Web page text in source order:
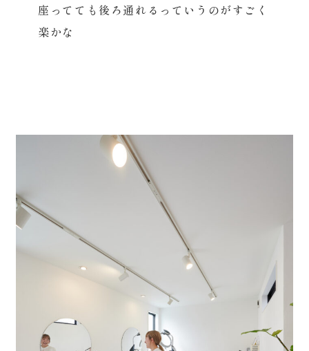
座ってても後ろ通れるっていうのがすごく
楽かな